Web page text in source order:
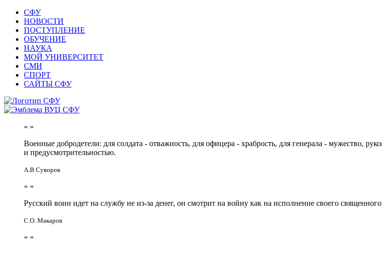
СФУ
НОВОСТИ
ПОСТУПЛЕНИЕ
ОБУЧЕНИЕ
НАУКА
МОЙ УНИВЕРСИТЕТ
СМИ
СПОРТ
САЙТЫ СФУ
« »
Военные добродетели: для солдата - отважность, для офицера - храбрость, для генерала - мужество,
и предусмотрительностью.
А.В Суворов
« »
Русский воин идет на службу не из-за денег, он смотрит на войну как на исполнение своего
С.О. Макаров
« »